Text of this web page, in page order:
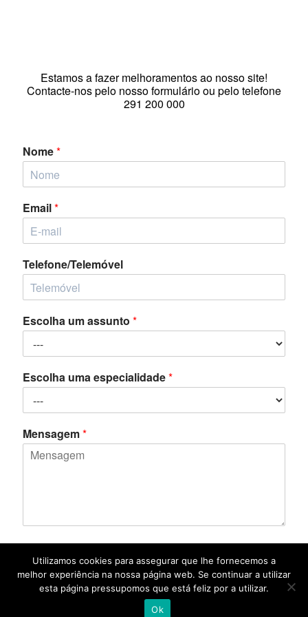
Estamos a fazer melhoramentos ao nosso site!
Contacte-nos pelo nosso formulário ou pelo telefone
291 200 000
Nome*
Email*
Telefone/Telemóvel
Escolha um assunto *
Escolha uma especialidade*
Mensagem*
Submit
Utilizamos cookies para assegurar que lhe fornecemos a
melhor experiência na nossa página web. Se continuar a utilizar
esta página pressupomos que está feliz por a utilizar.
Ok